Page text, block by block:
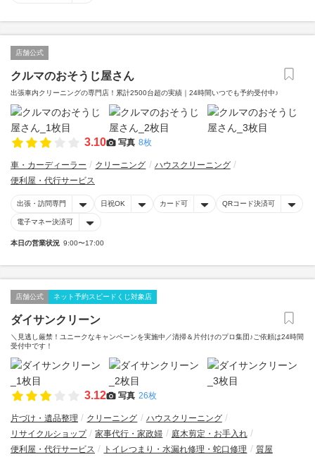
店舗公式
クルマのおそうじ屋さん
出張車内クリーニングの専門店！累計2500台超の実績｜24時間いつでも予約受付中♪
3.10 写真 8枚
車・カーディーラー クリーニング
ハウスクリーニング
便利屋・代行サービス
出張・訪問専門 日祝OK カード可 QRコード決済可
電子マネー決済可
本日の営業状況 9:00〜17:00
店舗公式 ネット予約スピードくじ対象店
ダイサンクリーン
＼見逃し厳禁！ユニークなキャンペーンを実施中／清掃＆片付けのプロ集団♪ご依頼は24時間
受付中です！
3.12 写真 26枚
片づけ・遺品整理 クリーニング
ハウスクリーニング
リサイクルショップ
家事代行・家政婦
庭木剪定・お手入れ
便利屋・代行サービス
トイレつまり・水漏れ修理・蛇口修理 質屋